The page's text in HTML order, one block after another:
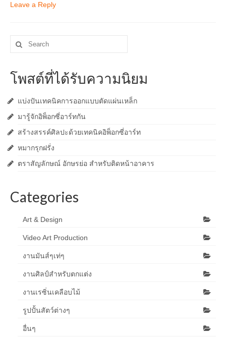
Leave a Reply
Search
for:
โพสต์ที่ได้รับความนิยม
แบ่งปันเทคนิคการออกแบบตัดแผ่นเหล็ก
มารู้จักอิพ็อกซี่อาร์ทกัน
สร้างสรรค์ศิลปะด้วยเทคนิคอิพ็อกซี่อาร์ท
หมากรุกฝรั่ง
ตราสัญลักษณ์ อักษรย่อ สำหรับติดหน้าอาคาร
Categories
Art & Design
Video Art Production
งานมันส์ๆเท่ๆ
งานศิลป์สำหรับตกแต่ง
งานเรซิ่นเคลือบไม้
รูปปั้นสัตว์ต่างๆ
อื่นๆ